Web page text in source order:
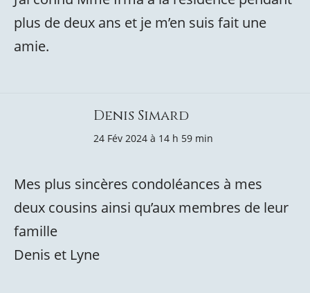
plus de deux ans et je m’en suis fait une
amie.
Denis Simard
24 Fév 2024 à 14 h 59 min
Mes plus sincères condoléances à mes
deux cousins ainsi qu’aux membres de leur
famille
Denis et Lyne